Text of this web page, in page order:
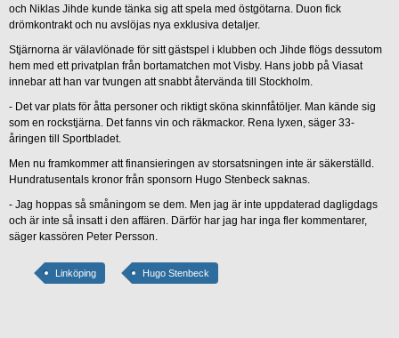
och Niklas Jihde kunde tänka sig att spela med östgötarna. Duon fick
drömkontrakt och nu avslöjas nya exklusiva detaljer.
Stjärnorna är välavlönade för sitt gästspel i klubben och Jihde flögs dessutom
hem med ett privatplan från bortamatchen mot Visby. Hans jobb på Viasat
innebar att han var tvungen att snabbt återvända till Stockholm.
- Det var plats för åtta personer och riktigt sköna skinnfåtöljer. Man kände sig
som en rockstjärna. Det fanns vin och räkmackor. Rena lyxen, säger 33-
åringen till Sportbladet.
Men nu framkommer att finansieringen av storsatsningen inte är säkerställd.
Hundratusentals kronor från sponsorn Hugo Stenbeck saknas.
- Jag hoppas så småningom se dem. Men jag är inte uppdaterad dagligdags
och är inte så insatt i den affären. Därför har jag har inga fler kommentarer,
säger kassören Peter Persson.
Linköping Hugo Stenbeck